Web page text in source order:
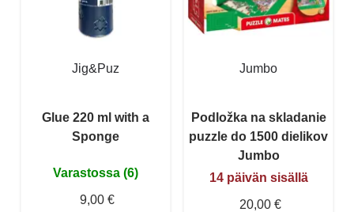
Jig&Puz
Glue 220 ml with a
Sponge
Varastossa (6)
9,00 €
Jumbo
Podložka na skladanie
puzzle do 1500 dielikov
Jumbo
14 päivän sisällä
20,00 €